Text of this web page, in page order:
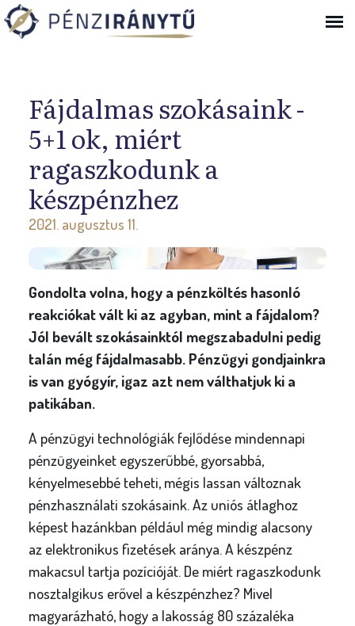
Ugrás a navigációhoz
Fájdalmas szokásaink -
5+1 ok, miért
ragaszkodunk a
készpénzhez
2021. augusztus 11.
Gondolta volna, hogy a pénzköltés hasonló
reakciókat vált ki az agyban, mint a fájdalom?
Jól bevált szokásainktól megszabadulni pedig
talán még fájdalmasabb. Pénzügyi gondjainkra
is van gyógyír, igaz azt nem válthatjuk ki a
patikában.
A pénzügyi technológiák fejlődése mindennapi
pénzügyeinket egyszerűbbé, gyorsabbá,
kényelmesebbé teheti, mégis lassan változnak
pénzhasználati szokásaink. Az uniós átlaghoz
képest hazánkban például még mindig alacsony
az elektronikus fizetések aránya. A készpénz
makacsul tartja pozícióját. De miért ragaszkodunk
nosztalgikus erővel a készpénzhez? Mivel
magyarázható, hogy a lakosság 80 százaléka